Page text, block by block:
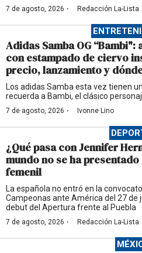
7 de agosto, 2026 · Redacción La-Lista
Adidas Samba OG
con estampado de ciervo
precio, lanzamiento y
Los adidas Samba esta vez tienen
recuerda a Bambi, el clásico
7 de agosto, 2026 · Ivonne Lino
¿Qué pasa con Jennifer
mundo no se ha
femenil
La española no entró en la
Campeonas ante América del 27 de
debut del Apertura frente al Puebla
7 de agosto, 2026 · Redacción La-Lista